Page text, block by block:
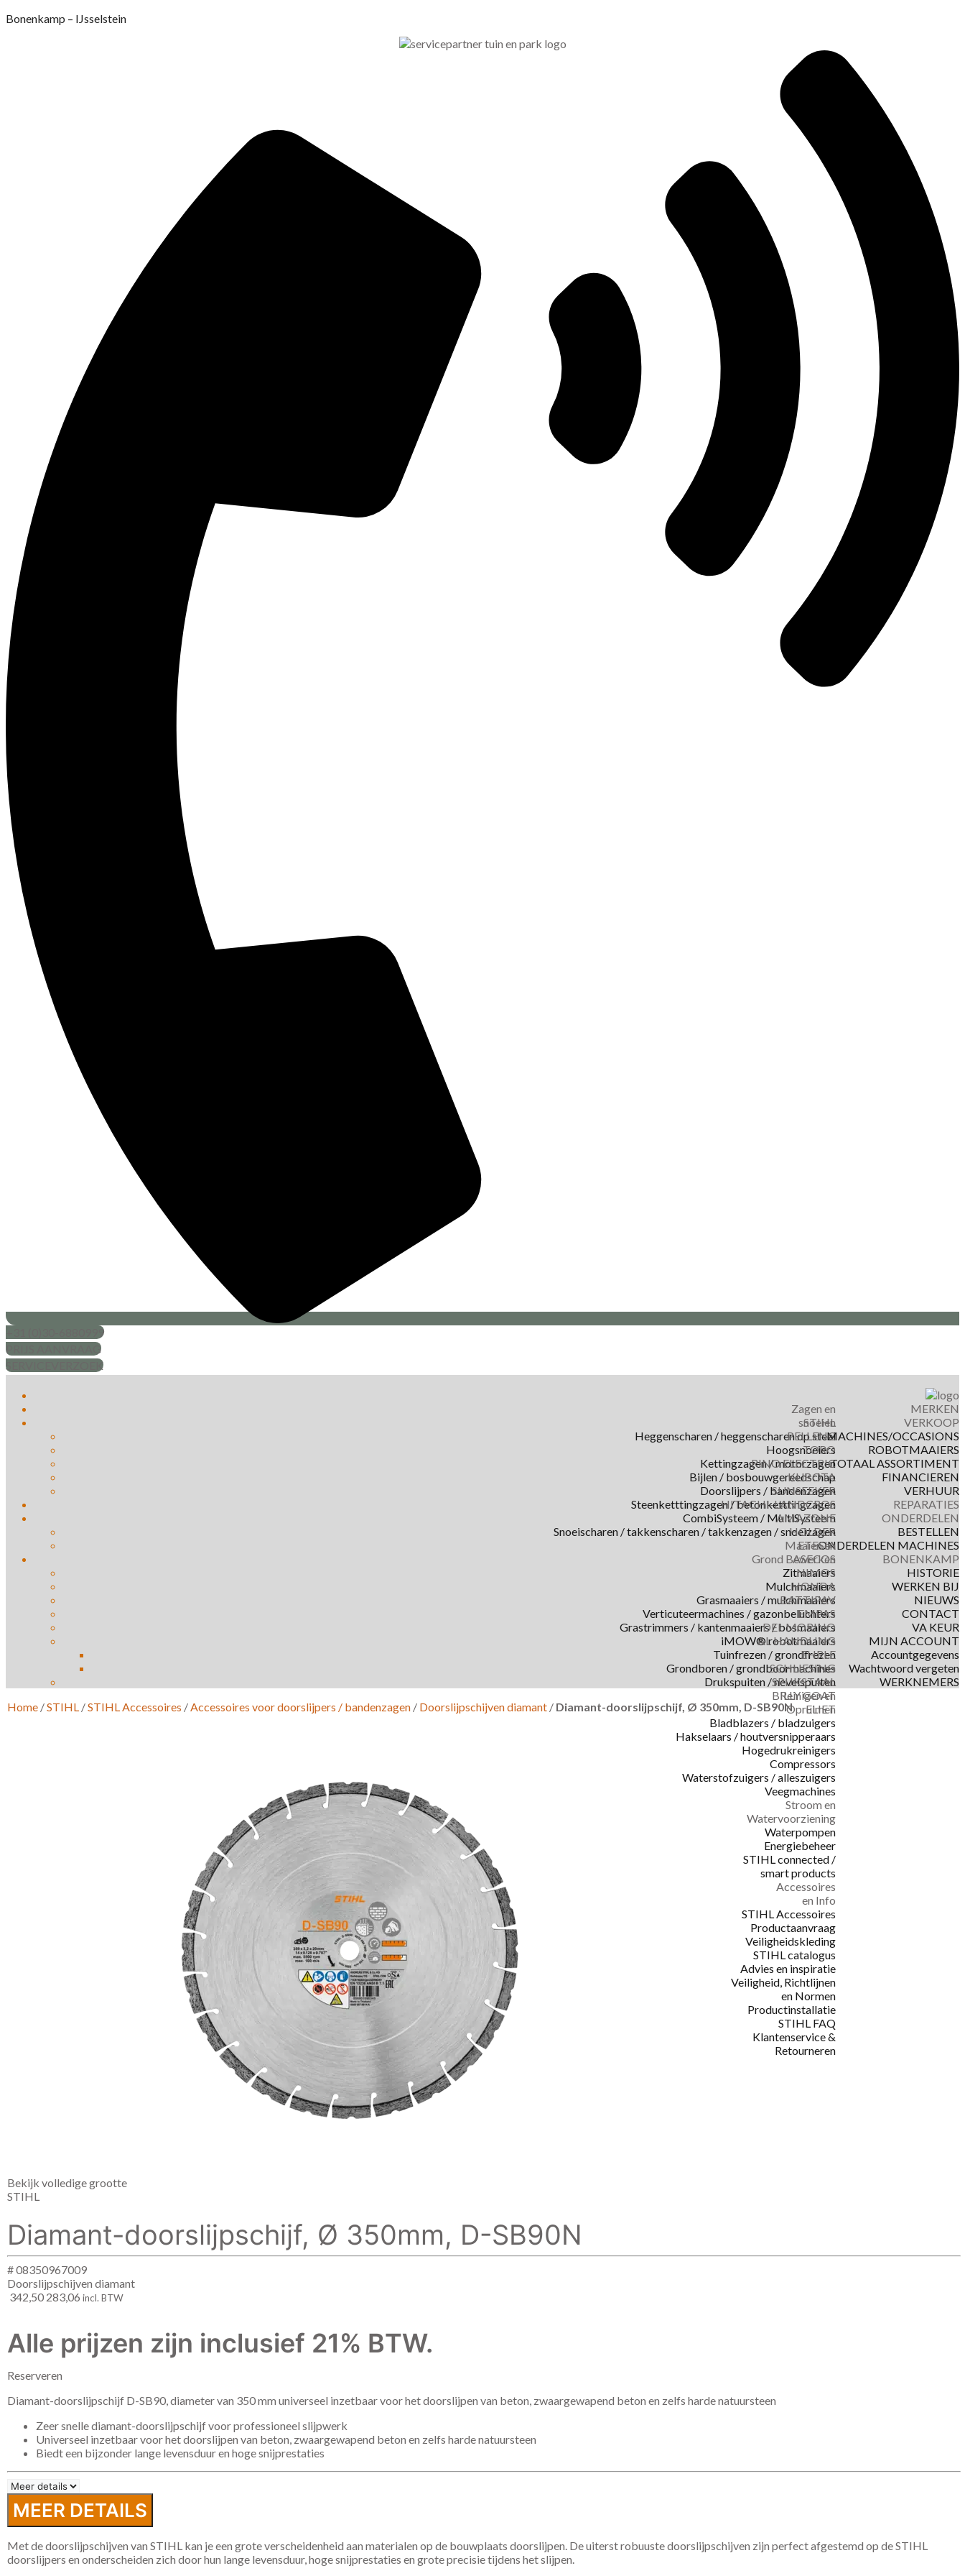
Ga
Bonenkamp – IJsselstein
+31 (0)30-6880999
PRIJS AANVRAAG
SERVICEVERZOEK
Zagen en
snoeien
Heggenscharen / heggenscharen op steel
Hoogsnoeiers
Kettingzagen / motorzagen
Bijlen / bosbouwgereedschap
Doorslijpers / bandenzagen
Steenketttingzagen / betonketttingzagen
CombiSysteem / MultiSysteem
Snoeischaren / takkenscharen / takkenzagen / snoeizagen
Maaien en
Grond Bewerken
Zitmaaiers
Mulchmaaiers
Grasmaaiers / mulchmaaiers
Verticuteermachines / gazonbeluchters
Grastrimmers / kantenmaaiers / bosmaaiers
iMOW® robotmaaiers
Tuinfrezen / grondfrezen
Grondboren / grondboormachines
Drukspuiten / nevelspuiten
Reinigen en
Opruimen
Bladblazers / bladzuigers
Hakselaars / houtversnipperaars
Hogedrukreinigers
Compressors
Waterstofzuigers / alleszuigers
Veegmachines
Stroom en
Watervoorziening
Waterpompen
Energiebeheer
STIHL connected /
smart products
Accessoires
en Info
STIHL Accessoires
Productaanvraag
Veiligheidskleding
STIHL catalogus
Advies en inspiratie
Veiligheid, Richtlijnen
en Normen
Productinstallatie
STIHL FAQ
Klantenservice &
Retourneren
MERKEN
STIHL
PELLENC
TORO
RINO ELECTRIC
KUBOTA
SUNSEEKER
HITACHI-LANDCROS
AMAZONE
HOLDER
ETESIA
ASECOS
NIMOS
HONDA
BATTIPAV
EMPAS
DEL MORINO
AL HANDLING
EHRLE
SCHLIESING
SPIJKSTAAL
BILLY GOAT
ELIET
VERKOOP
MACHINES/OCCASIONS
ROBOTMAAIERS
TOTAAL ASSORTIMENT
FINANCIEREN
VERHUUR
REPARATIES
ONDERDELEN
BESTELLEN
ONDERDELEN MACHINES
BONENKAMP
HISTORIE
WERKEN BIJ
NIEUWS
CONTACT
VA KEUR
MIJN ACCOUNT
Accountgegevens
Wachtwoord vergeten
WERKNEMERS
Home /STIHL /STIHL Accessoires / Accessoires voor doorslijpers / bandenzagen / Doorslijpschijven diamant / Diamant-doorslijpschijf, Ø 350mm, D-SB90N
Bekijk volledige grootte
STIHL
Diamant-doorslijpschijf, Ø 350mm, D-SB90N
# 08350967009
Doorslijpschijven diamant
342,50 283,06 incl. BTW
Alle prijzen zijn inclusief 21% BTW.
Reserveren
Diamant-doorslijpschijf D-SB90, diameter van 350 mm universeel inzetbaar voor het doorslijpen van beton, zwaargewapend beton en zelfs harde natuursteen
Zeer snelle diamant-doorslijpschijf voor professioneel slijpwerk
Universeel inzetbaar voor het doorslijpen van beton, zwaargewapend beton en zelfs harde natuursteen
Biedt een bijzonder lange levensduur en hoge snijprestaties
MEER DETAILS
Met de doorslijpschijven van STIHL kan je een grote verscheidenheid aan materialen op de bouwplaats doorslijpen. De uiterst robuuste doorslijpschijven zijn perfect afgestemd op de STIHL
doorslijpers en onderscheiden zich door hun lange levensduur, hoge snijprestaties en grote precisie tijdens het slijpen.